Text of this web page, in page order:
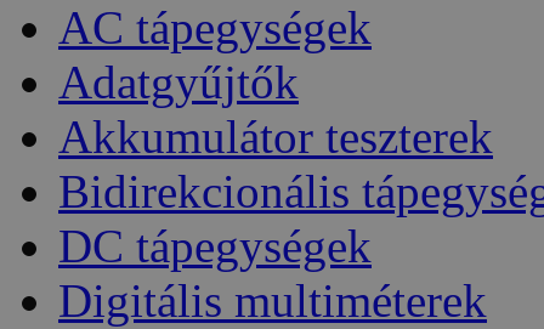
AC tápegységek
Adatgyűjtők
Akkumulátor teszterek
Bidirekcionális
DC tápegységek
Digitális multiméterek